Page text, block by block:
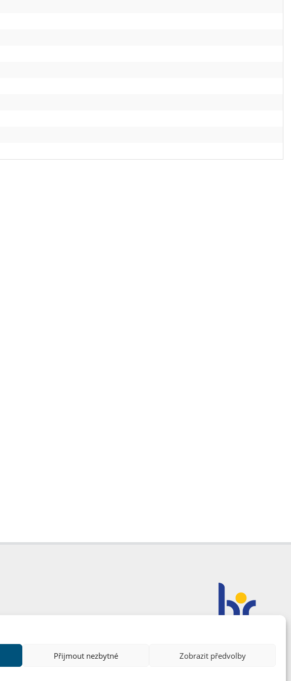
Přijmout nezbytné Zobrazit předvolby